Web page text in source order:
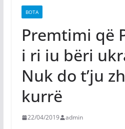
BOTA
Premtimi që
i ri iu bëri
Nuk do t’ju
kurrë
22/04/2019 admin